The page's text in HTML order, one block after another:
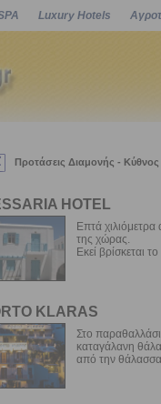
Luxury Hotels
Προτάσεις Διαμονής - Κύθνος
HOTEL
Επτά
της χώρας.
Εκεί βρίσκεται
KLARAS
Στο
καταγάλανη
από την